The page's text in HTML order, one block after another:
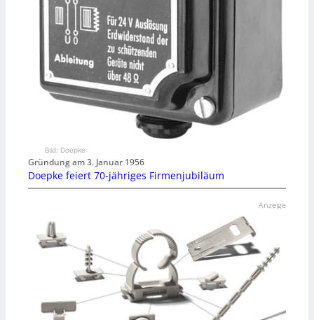
Bild: Doepke
Gründung am 3. Januar 1956
Doepke feiert 70-jähriges Firmenjubiläum
Anzeige